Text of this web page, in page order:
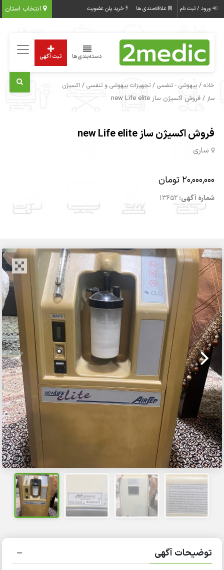
انتخاب استان ورود / ثبت نام علاقه‌مندی ها خرید پلن عضویت
دسته‌بندی‌ها ثبت آگهی
خانه /بیهوشی - تنفسی /تجهیزات بیهوشی و تنفسی / اکسیژن
ساز / فروش اکسیژن ساز new Life elite
فروش اکسیژن ساز new Life elite
ساری
20,000,000 تومان
شماره آگهی:13652
توضیحات آگهی